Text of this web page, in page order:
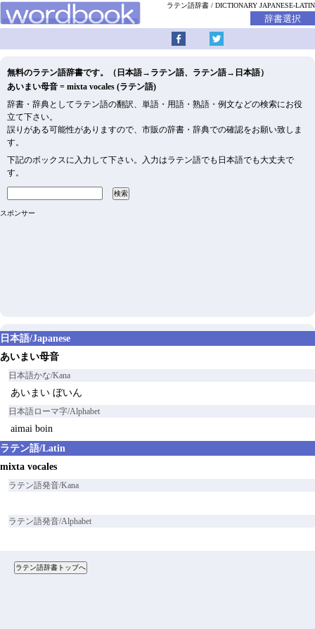
ラテン語辞書 DICTIONARY JAPANESE-LATIN
無料のラテン語辞書です。（日本語→ラテン語、ラテン語→日本語）
あいまい母音 = mixta vocales (ラテン語)
辞書・辞典としてラテン語の翻訳、単語・用語・熟語・例文などの検索にお役
立て下さい。
誤りがある可能性がありますので、市販の辞書・辞典での確認をお願い致しま
す。
下記のボックスに入力して下さい。入力はラテン語でも日本語でも大丈夫で
す。
日本語/Japanese
あいまい母音
日本語かな/Kana
あいまい ぼいん
日本語ローマ字/Alphabet
aimai boin
ラテン語/Latin
mixta vocales
ラテン語発音/Kana
ラテン語発音/Alphabet
スポンサー